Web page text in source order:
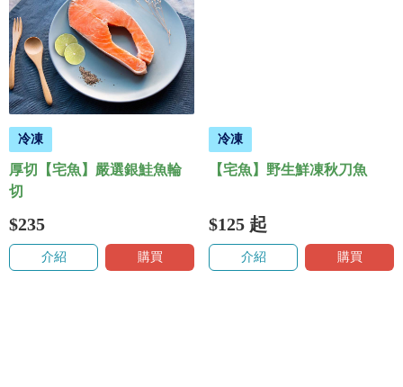
冷凍
厚切【宅魚】嚴選銀鮭魚輪
切
$235
介紹 購買
冷凍
【宅魚】野生鮮凍秋刀魚
$125 起
介紹 購買